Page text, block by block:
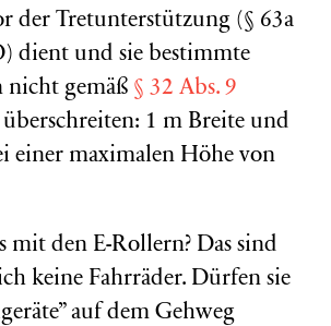
der Tretunterstützung (§ 63a
dient und sie bestimmte
nicht gemäß § 32 Abs. 9
1 m Breite und
einer maximalen Höhe von
mit den E-Rollern? Das sind
keine Fahrräder. Dürfen sie
auf dem Gehweg